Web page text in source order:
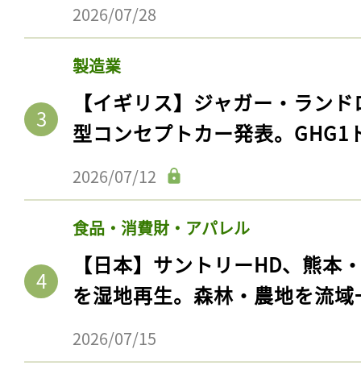
2026/07/28
製造業
【イギリス】ジャガー・ラン
型コンセプトカー発表。GHG1
2026/07/12
食品・消費財・アパレル
【日本】サントリーHD、熊本
を湿地再生。森林・農地を流
2026/07/15